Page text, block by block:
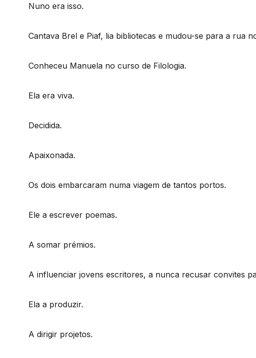
Nuno era isso.
Cantava Brel e Piaf, lia bibliotecas e mudou-se para a rua
Conheceu Manuela no curso de Filologia.
Ela era viva.
Decidida.
Apaixonada.
Os dois embarcaram numa viagem de tantos portos.
Ele a escrever poemas.
A somar prémios.
A influenciar jovens escritores, a nunca recusar convites
Ela a produzir.
A dirigir projetos.